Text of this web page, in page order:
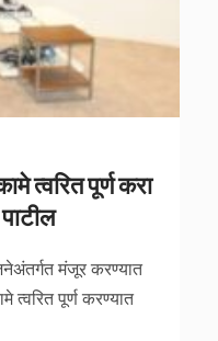
त्वरित पूर्ण करा
मंजूर करण्यात
पूर्ण करण्यात